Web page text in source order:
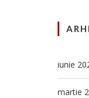
iunie
martie